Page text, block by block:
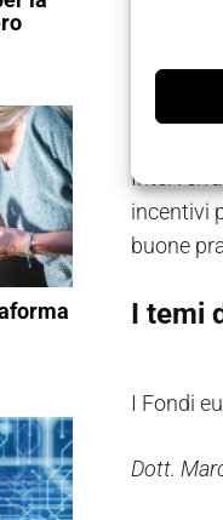
per
incentivi
buone
I temi
I Fondi
Dott.